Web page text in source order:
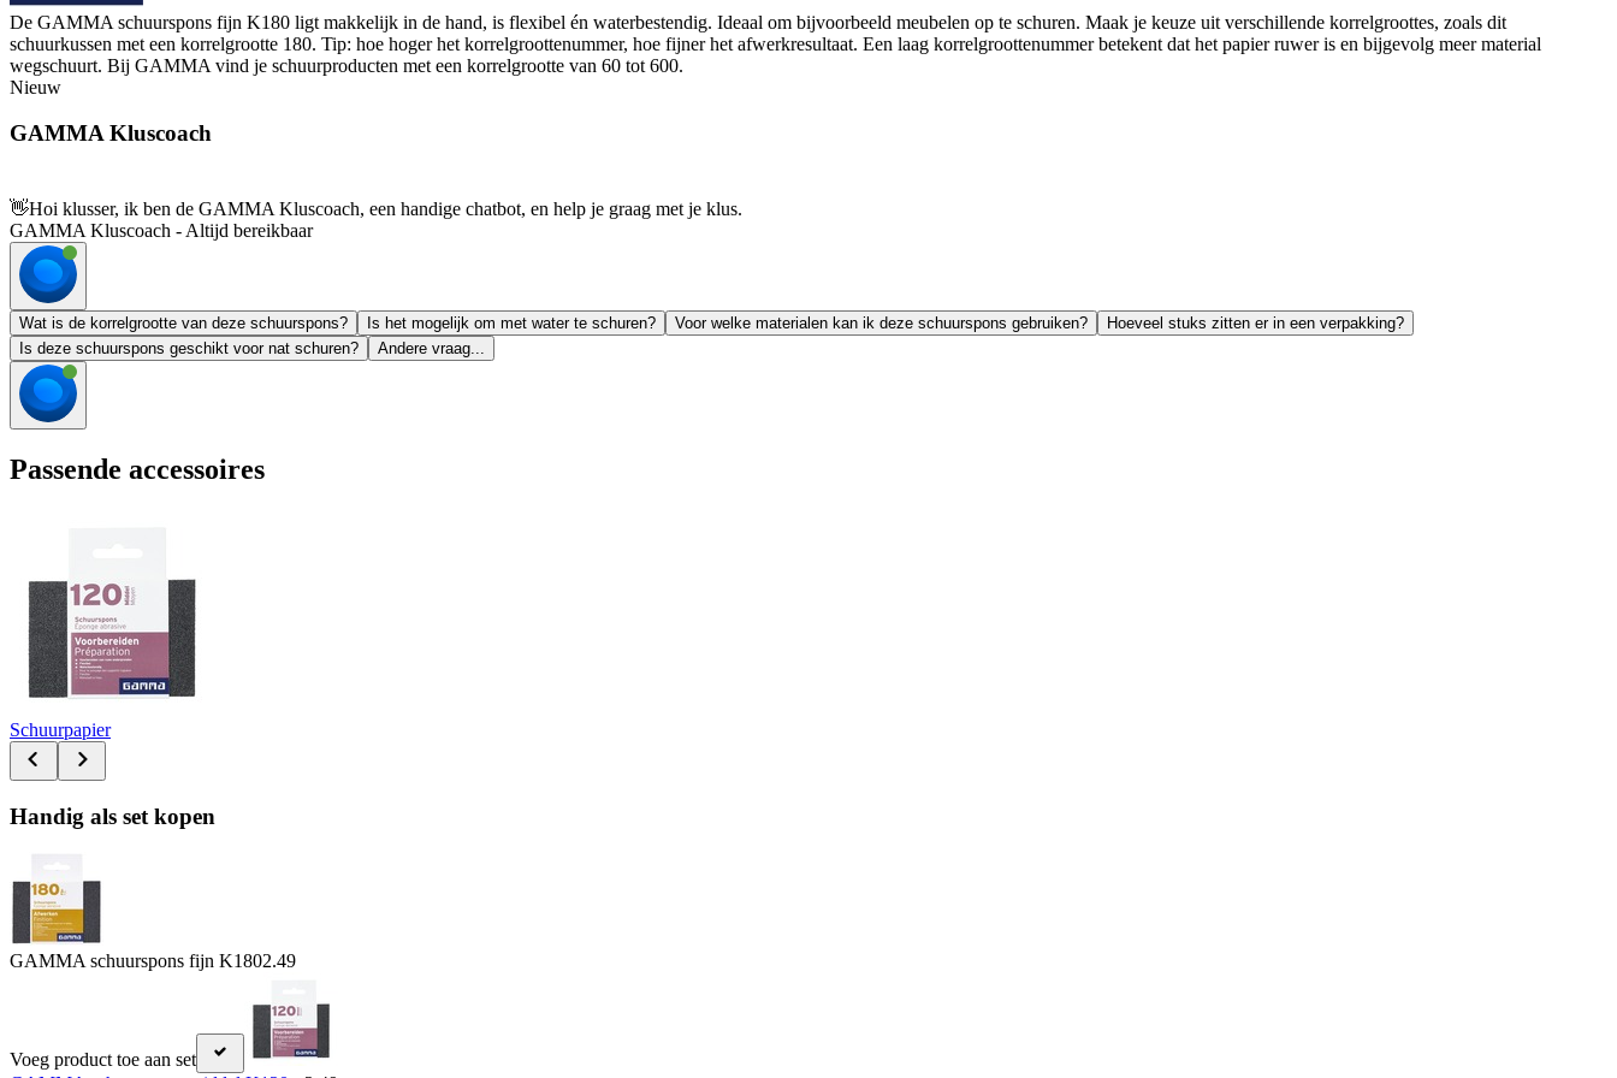
De GAMMA schuurspons fijn K180 ligt makkelijk in de hand, is flexibel én waterbestendig. Ideaal om bijvoorbeeld meubelen op te schuren. Maak je keuze uit verschillende korrelgroottes, zoals dit
schuurkussen met een korrelgrootte 180. Tip: hoe hoger het korrelgroottenummer, hoe fijner het afwerkresultaat. Een laag korrelgroottenummer betekent dat het papier ruwer is en bijgevolg meer material
wegschuurt. Bij GAMMA vind je schuurproducten met een korrelgrootte van 60 tot 600.
Nieuw
GAMMA Kluscoach
👋Hoi klusser, ik ben de GAMMA Kluscoach, een handige chatbot, en help je graag met je klus.
GAMMA Kluscoach - Altijd bereikbaar
Wat is de korrelgrootte van deze schuurspons? Is het mogelijk om met water te schuren? Voor welke materialen kan ik deze schuurspons gebruiken?
Hoeveel stuks zitten er in een verpakking?
Is deze schuurspons geschikt voor nat schuren?
Andere vraag...
Passende accessoires
Schuurpapier
Handig als set kopen
GAMMA schuurspons fijn K1802.49
Voeg product toe aan set